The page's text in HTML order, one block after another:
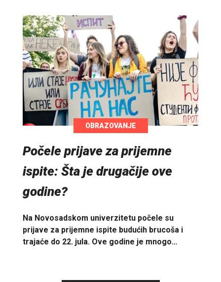
OBRAZOVANJE
Počele prijave za prijemne
ispite: Šta je drugačije ove
godine?
Na Novosadskom univerzitetu počele su
prijave za prijemne ispite budućih brucoša i
trajaće do 22. jula. Ove godine je mnogo…